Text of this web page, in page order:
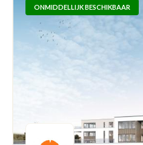
ONMIDDELLIJK BESCHIKBAAR